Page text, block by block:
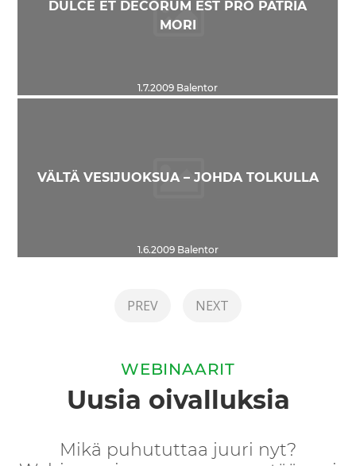
DULCE ET DECORUM EST PRO PATRIA
MORI
1.7.2009 Balentor
VÄLTÄ VESIJUOKSUA – JOHDA TOLKULLA
1.6.2009Balentor
PREV NEXT
WEBINAARIT
Uusia oivalluksia
Mikä puhututtaa juuri nyt?